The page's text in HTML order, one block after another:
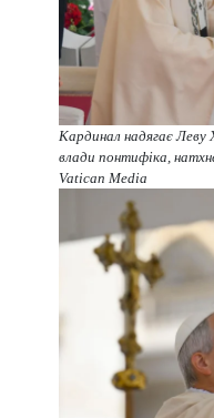
Кардинал надягає Леву
влади понтифіка,
Vatican Media